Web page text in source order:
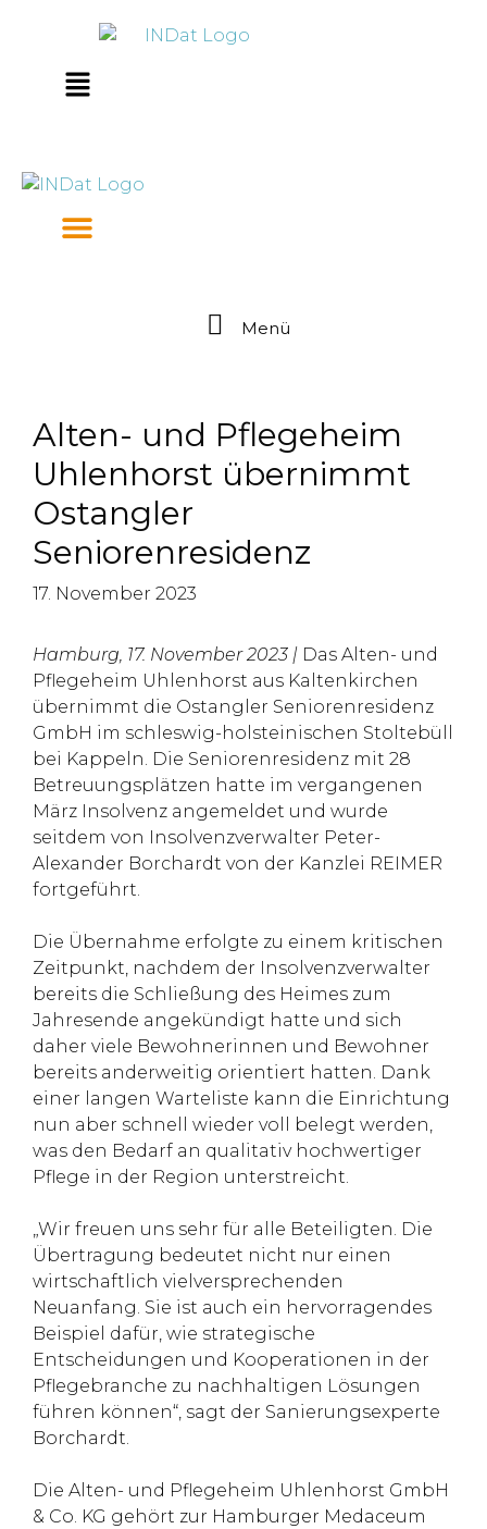
Main
Menü
Alten- und Pflegeheim
Uhlenhorst übernimmt
Ostangler
Seniorenresidenz
17. November 2023
Hamburg, 17. November 2023 | Das Alten- und
Pflegeheim Uhlenhorst aus Kaltenkirchen
übernimmt die Ostangler Seniorenresidenz
GmbH im schleswig-holsteinischen Stoltebüll
bei Kappeln. Die Seniorenresidenz mit 28
Betreuungsplätzen hatte im vergangenen
März Insolvenz angemeldet und wurde
seitdem von Insolvenzverwalter Peter-
Alexander Borchardt von der Kanzlei REIMER
fortgeführt.
Die Übernahme erfolgte zu einem kritischen
Zeitpunkt, nachdem der Insolvenzverwalter
bereits die Schließung des Heimes zum
Jahresende angekündigt hatte und sich
daher viele Bewohnerinnen und Bewohner
bereits anderweitig orientiert hatten. Dank
einer langen Warteliste kann die Einrichtung
nun aber schnell wieder voll belegt werden,
was den Bedarf an qualitativ hochwertiger
Pflege in der Region unterstreicht.
„Wir freuen uns sehr für alle Beteiligten. Die
Übertragung bedeutet nicht nur einen
wirtschaftlich vielversprechenden
Neuanfang. Sie ist auch ein hervorragendes
Beispiel dafür, wie strategische
Entscheidungen und Kooperationen in der
Pflegebranche zu nachhaltigen Lösungen
führen können“, sagt der Sanierungsexperte
Borchardt.
Die Alten- und Pflegeheim Uhlenhorst GmbH
& Co. KG gehört zur Hamburger Medaceum